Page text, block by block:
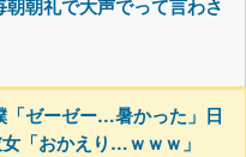
朝朝礼で大声でって言わさ
「ゼーゼー…暑かった」日
「おかえり…ｗｗｗ」